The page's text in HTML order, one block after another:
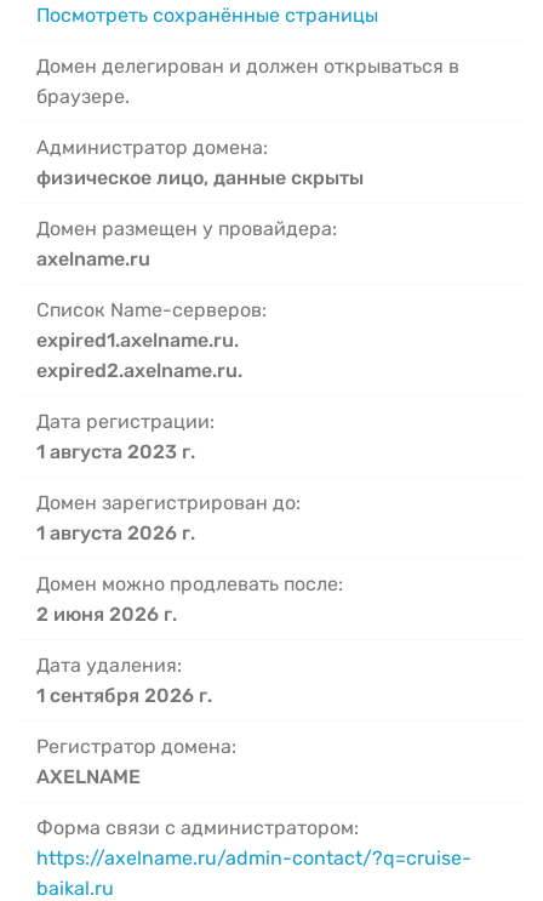
Посмотреть сохранённые страницы
Домен делегирован и должен открываться в
браузере.
Администратор домена:
физическое лицо, данные скрыты
Домен размещен у провайдера:
axelname.ru
Список Name-серверов:
expired1.axelname.ru.
expired2.axelname.ru.
Дата регистрации:
1 августа 2023 г.
Домен зарегистрирован до:
1 августа 2026 г.
Домен можно продлевать после:
2 июня 2026 г.
Дата удаления:
1 сентября 2026 г.
Регистратор домена:
AXELNAME
Форма связи с администратором:
https://axelname.ru/admin-contact/?q=cruise-
baikal.ru